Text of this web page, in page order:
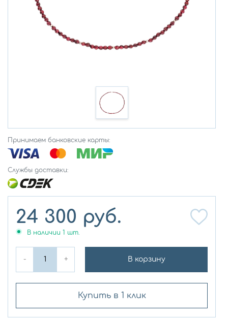
Принимаем банковские карты:
Службы доставки:
24 300 руб.
В наличии 1 шт.
- + В корзину
Купить в 1 клик